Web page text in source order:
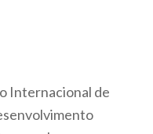
Internacional de